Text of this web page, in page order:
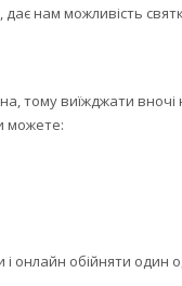
нам можливість
тому виїжджати вночі
можете:
онлайн обійняти один